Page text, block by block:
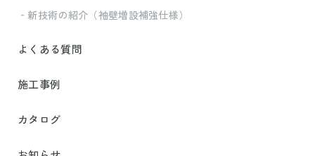
‐新技術の紹介（袖壁増設補強仕様）
よくある質問
施工事例
カタログ